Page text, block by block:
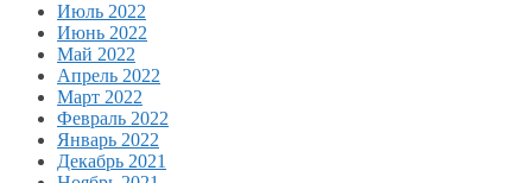
Июль 2022
Июнь 2022
Май 2022
Апрель 2022
Март 2022
Февраль 2022
Январь 2022
Декабрь 2021